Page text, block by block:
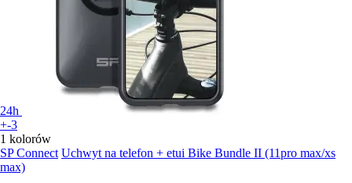
24h
+-3
1 kolorów
SP Connect Uchwyt na telefon + etui Bike Bundle II (11pro max/xs
max)